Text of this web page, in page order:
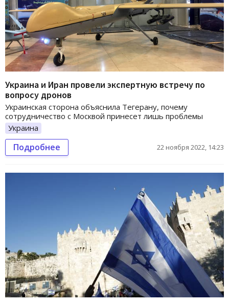
Украина и Иран провели экспертную встречу по
вопросу дронов
Украинская сторона объяснила Тегерану, почему
сотрудничество с Москвой принесет лишь проблемы
Украина
Подробнее 22 ноября 2022, 14:23